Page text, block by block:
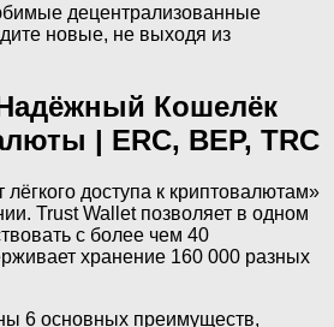
децентрализованные
новые, не выходя из
Кошелёк
| ERC, BEP, TRC
доступа к криптовалютам»
Trust Wallet позволяет в одном
с более чем 40
хранение 160 000 разных
6 основных преимуществ,